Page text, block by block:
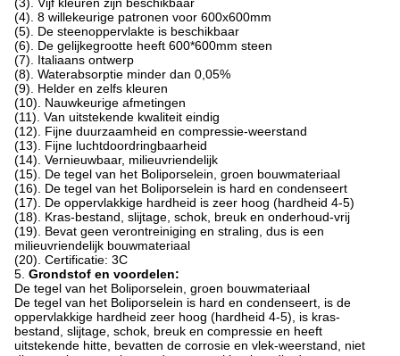
(4). 8 willekeurige patronen voor 600x600mm
(5). De steenoppervlakte is beschikbaar
(6). De gelijkegrootte heeft 600*600mm steen
(7). Italiaans ontwerp
(8). Waterabsorptie minder dan 0,05%
(9). Helder en zelfs kleuren
(10). Nauwkeurige afmetingen
(11). Van uitstekende kwaliteit eindig
(12). Fijne duurzaamheid en compressie-weerstand
(13). Fijne luchtdoordringbaarheid
(14). Vernieuwbaar, milieuvriendelijk
(15). De tegel van het Boliporselein, groen bouwmateriaal
(16). De tegel van het Boliporselein is hard en condenseert
(17). De oppervlakkige hardheid is zeer hoog (hardheid 4-5)
(18). Kras-bestand, slijtage, schok, breuk en onderhoud-vrij
(19). Bevat geen verontreiniging en straling, dus is een
milieuvriendelijk bouwmateriaal
(20). Certificatie: 3C
5. Grondstof en voordelen:
De tegel van het Boliporselein, groen bouwmateriaal
De tegel van het Boliporselein is hard en condenseert, is de
oppervlakkige hardheid zeer hoog (hardheid 4-5), is kras-
bestand, slijtage, schok, breuk en compressie en heeft
uitstekende hitte, bevatten de corrosie en vlek-weerstand, niet